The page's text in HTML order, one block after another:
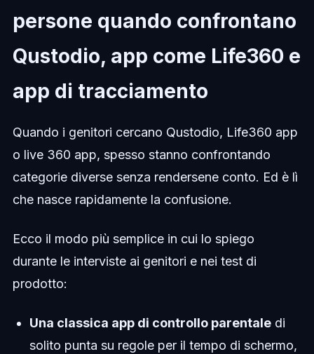
persone quando confrontano
Qustodio, app come Life360 e
app di tracciamento
Quando i genitori cercano Qustodio, Life360 app
o live 360 app, spesso stanno confrontando
categorie diverse senza rendersene conto. Ed è lì
che nasce rapidamente la confusione.
Ecco il modo più semplice in cui lo spiego
durante le interviste ai genitori e nei test di
prodotto:
Una classica app di controllo parentaledi
solito punta su regole per il tempo di schermo,